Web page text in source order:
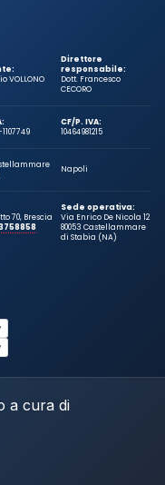
VOLLONO
Direttore
responsabile:
Dott. Francesco
CECORO
CF/P. IVA:
10464981215
Napoli
70, Brescia
Sede operativa:
Via Enrico De Nicola 12
80053 Castellammare
di Stabia (NA)
a cura di